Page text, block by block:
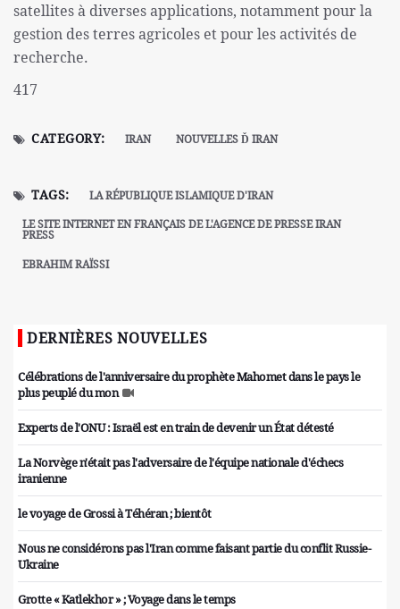
satellites à diverses applications, notamment pour la
gestion des terres agricoles et pour les activités de
recherche.
417
CATEGORY: IRAN NOUVELLES Ď IRAN
TAGS:
LA RÉPUBLIQUE ISLAMIQUE D'IRAN
LE SITE INTERNET EN FRANÇAIS DE L'AGENCE DE PRESSE IRAN
PRESS
EBRAHIM RAÏSSI
DERNIÈRES NOUVELLES
Célébrations de l'anniversaire du prophète Mahomet dans le pays le
plus peuplé du mon
Experts de l'ONU : Israël est en train de devenir un État détesté
La Norvège n'était pas l'adversaire de l'équipe nationale d'échecs
iranienne
le voyage de Grossi à Téhéran ; bientôt
Nous ne considérons pas l'Iran comme faisant partie du conflit Russie-
Ukraine
Grotte « Katlekhor » ; Voyage dans le temps